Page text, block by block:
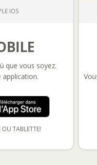
IOS
que vous soyez.
application.
TABLETTE!